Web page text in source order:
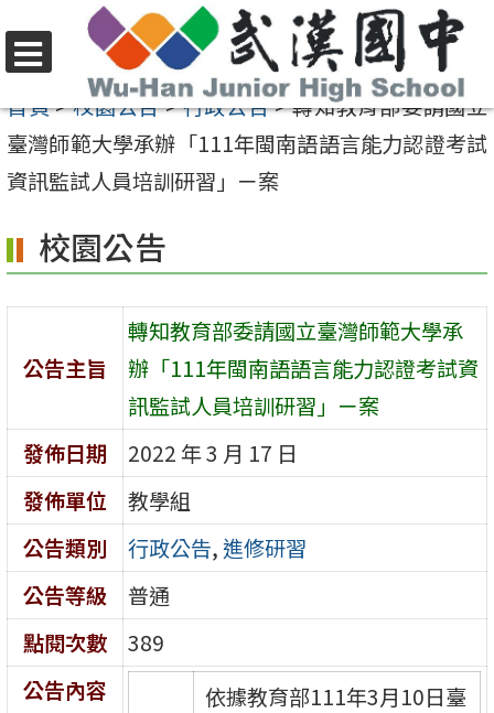
至
要
內
區
選
單
首頁>校園公告>行政公告>轉知教育部委請國立
臺灣師範大學承辦「111年閩南語語言能力認證考試
資訊監試人員培訓研習」ㄧ案
校園公告
公告主旨
轉知教育部委請國立臺灣師範大學承
辦「111年閩南語語言能力認證考試資
訊監試人員培訓研習」ㄧ案
發佈日期
2022 年 3 月 17 日
發佈單位
教學組
公告類別
行政公告,進修研習
公告等級
普通
點閱次數
389
公告內容
依據教育部111年3月10日臺